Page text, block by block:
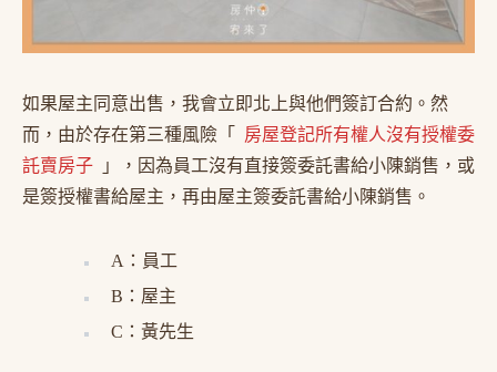
如果屋主同意出售，我會立即北上與他們簽訂合約。然
而，由於存在第三種風險「
房屋登記所有權人沒有授權委
託賣房子
」，因為員工沒有直接簽委託書給小陳銷售，或
是簽授權書給屋主，再由屋主簽委託書給小陳銷售。
A：員工
B：屋主
C：黃先生